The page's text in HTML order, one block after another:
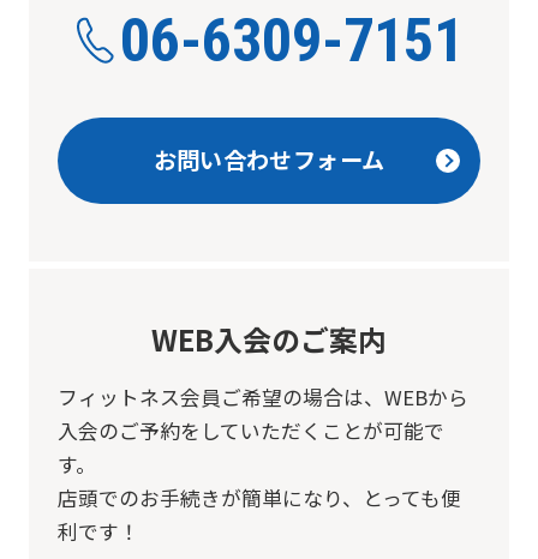
06-6309-7151
お問い合わせフォーム
WEB入会のご案内
フィットネス会員ご希望の場合は、 WEBから
入会のご予約をしていただくことが可能で
す。
店頭でのお手続きが簡単になり、とっても便
利です！
translation.
The
translation
may
content.
ask
you